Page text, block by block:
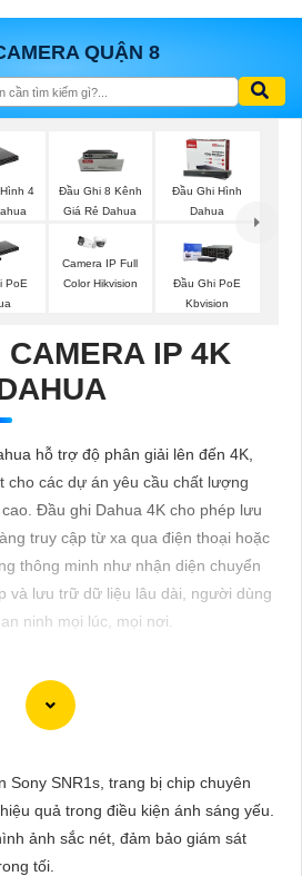
QUẬN 8
4
Đầu Ghi 8 Kênh
Giá Rẻ Dahua
Đầu Ghi Hình
Dahua
PoE
Camera IP Full
Color Hikvision
Đầu Ghi PoE
Kbvision
IP 4K
hỗ trợ độ phân giải lên đến 4K,
cho các dự án yêu cầu chất lượng
Đầu ghi Dahua 4K cho phép lưu
truy cập từ xa qua điện thoại hoặc
thông minh như nhận diện chuyển
và lưu trữ dữ liệu lâu dài, người dùng
ninh mọi lúc, mọi nơi.
Sony SNR1s, trang bị chip chuyên
quả trong điều kiện ánh sáng yếu.
ảnh sắc nét, đảm bảo giám sát
tối.